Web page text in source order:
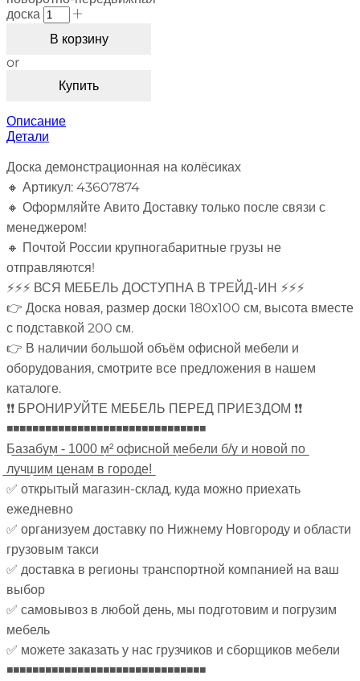
доска
В корзину
or
Купить
Описание
Детали
Доска демонстрационная на колёсиках
🔸 Артикул: 43607874
🔸 Оформляйте Авито Доставку только после связи с
менеджером!
🔸 Почтой России крупногабаритные грузы не
отправляются!
⚡⚡⚡ ВСЯ МЕБЕЛЬ ДОСТУПНА В ТРЕЙД-ИН ⚡⚡⚡
👉 Доска новая, размер доски 180х100 см, высота вместе
с подставкой 200 см.
👉 В наличии большой объём офисной мебели и
оборудования, смотрите все предложения в нашем
каталоге.
❗❗ БРОНИРУЙТЕ МЕБЕЛЬ ПЕРЕД ПРИЕЗДОМ ❗❗
◾◾◾◾◾◾◾◾◾◾◾◾◾◾◾◾◾◾◾◾◾◾◾◾◾◾◾◾◾◾◾
Б̲а̲з̲а̲б̲у̲м̲ ̲-̲ ̲1̲0̲0̲0̲ ̲м̲²̲ ̲о̲ф̲и̲с̲н̲о̲й̲ ̲м̲е̲б̲е̲л̲и̲ ̲б̲/̲у̲ ̲и̲ ̲н̲о̲в̲о̲й̲ ̲п̲о̲
̲л̲у̲ч̲ш̲и̲м̲ ̲ц̲е̲н̲а̲м̲ ̲в̲ ̲г̲о̲р̲о̲д̲е̲!̲
✅ открытый магазин-склад, куда можно приехать
ежедневно
✅ организуем доставку по Нижнему Новгороду и области
грузовым такси
✅ доставка в регионы транспортной компанией на ваш
выбор
✅ самовывоз в любой день, мы подготовим и погрузим
мебель
✅ можете заказать у нас грузчиков и сборщиков мебели
◾◾◾◾◾◾◾◾◾◾◾◾◾◾◾◾◾◾◾◾◾◾◾◾◾◾◾◾◾◾◾